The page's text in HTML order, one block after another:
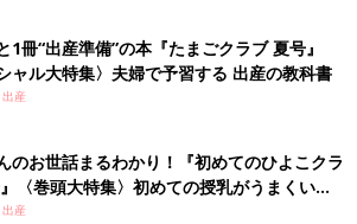
1冊“出産準備”の本『たまごクラブ 夏号』
シャル大特集〉夫婦で予習する 出産の教科書
産
のお世話まるわかり！『初めてのひよこクラ
〈巻頭大特集〉初めての授乳がうまくい
ぱい・ミルクの基本と夏のトラブル 解決テ
産